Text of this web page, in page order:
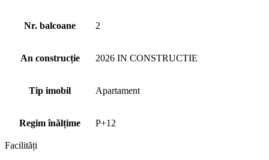
Nr. balcoane 2
An construcție 2026 IN CONSTRUCTIE
Tip imobil Apartament
Regim înălțime P+12
Facilități